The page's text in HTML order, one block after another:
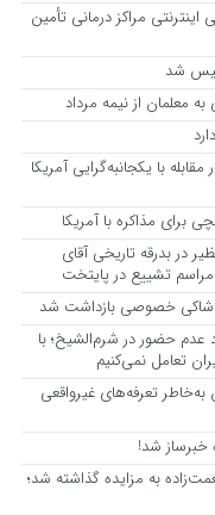
مراکز درمانی تأمین
شد
از نیمه مرداد
با یکجانبه‌گرایی آمریکا
برای مذاکره با آمریکا
در بدرقه تاریخی آقای
شاکی خصوصی بازداشت شد
عدم حضور در شرم‌الشیخ؛ با
تعامل نمی‌کنیم
تعرفه‌های غیرواقعی
خبرساز شد!
به مزایده گذاشته شد؛